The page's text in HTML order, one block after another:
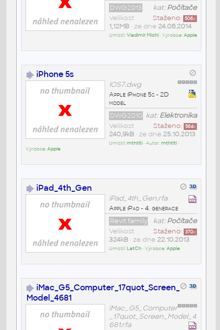
kat:Počítače
DWG2013
Staženo: 506x
Velikost
1,12MB• ze dne 24.08.2014
Umístil:Vladimír Michl • Výrobce:Apple
iPhone 5s
IOS7.dwg
Apple iPhone 5s - 2D
model
kat:Elektronika
DWG2010
Staženo: 564x
Velikost
240,9kB• ze dne 25.10.2013
Umístil:mthtiti• Autor:mthtiti•
Výrobce:Apple
iPad_4th_Gen
iPad_4th_Gen.rfa
Apple iPad - 4. generace
kat:Počítače
Revit family
Staženo: 370x
Velikost
324kB• ze dne 22.10.2013
Umístil: LatCh• Výrobce:Apple
iMac_G5_Computer_17quot_Screen_
Model_4681
iMac_G5_Computer
_17quot_Screen_Model_4
681.rfa